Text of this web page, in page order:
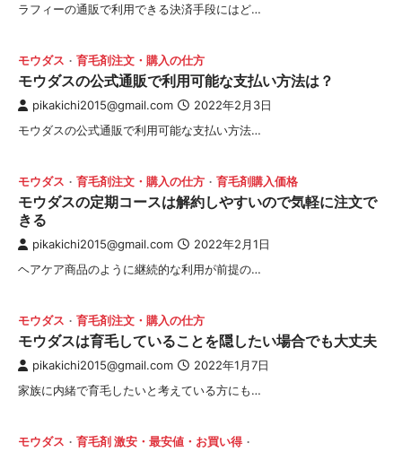
ラフィーの通販で利用できる決済手段にはど…
モウダス 育毛剤注文・購入の仕方
モウダスの公式通販で利用可能な支払い方法は？
pikakichi2015@gmail.com 2022年2月3日
モウダスの公式通販で利用可能な支払い方法…
モウダス 育毛剤注文・購入の仕方 育毛剤購入価格
モウダスの定期コースは解約しやすいので気軽に注文で
きる
pikakichi2015@gmail.com 2022年2月1日
ヘアケア商品のように継続的な利用が前提の…
モウダス 育毛剤注文・購入の仕方
モウダスは育毛していることを隠したい場合でも大丈夫
pikakichi2015@gmail.com 2022年1月7日
家族に内緒で育毛したいと考えている方にも…
モウダス
育毛剤 激安・最安値・お買い得